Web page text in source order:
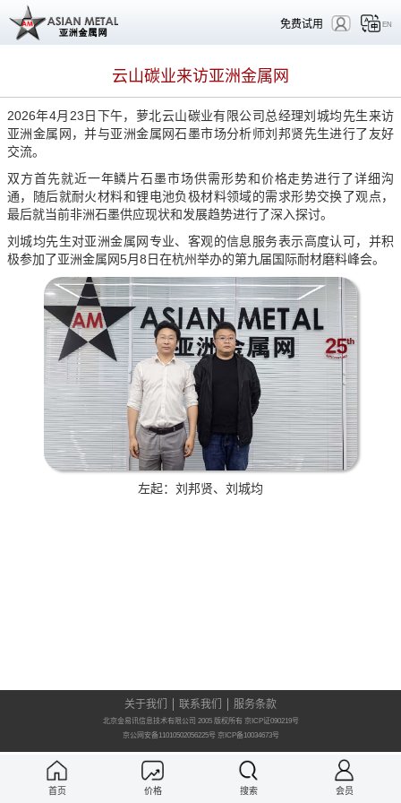
免费试用 EN
云山碳业来访亚洲金属网
2026年4月23日下午，萝北云山碳业有限公司总经理刘城均先生来访
亚洲金属网，并与亚洲金属网石墨市场分析师刘邦贤先生进行了友好
交流。
双方首先就近一年鳞片石墨市场供需形势和价格走势进行了详细沟
通，随后就耐火材料和锂电池负极材料领域的需求形势交换了观点，
最后就当前非洲石墨供应现状和发展趋势进行了深入探讨。
刘城均先生对亚洲金属网专业、客观的信息服务表示高度认可，并积
极参加了亚洲金属网5月8日在杭州举办的第九届国际耐材磨料峰会。
左起：刘邦贤、刘城均
首页 价格 搜索 会员
关于我们 联系我们 服务条款
北京金易讯信息技术有限公司 2005 版权所有 京ICP证090219号
京公网安备11010502056225号京ICP备10034673号